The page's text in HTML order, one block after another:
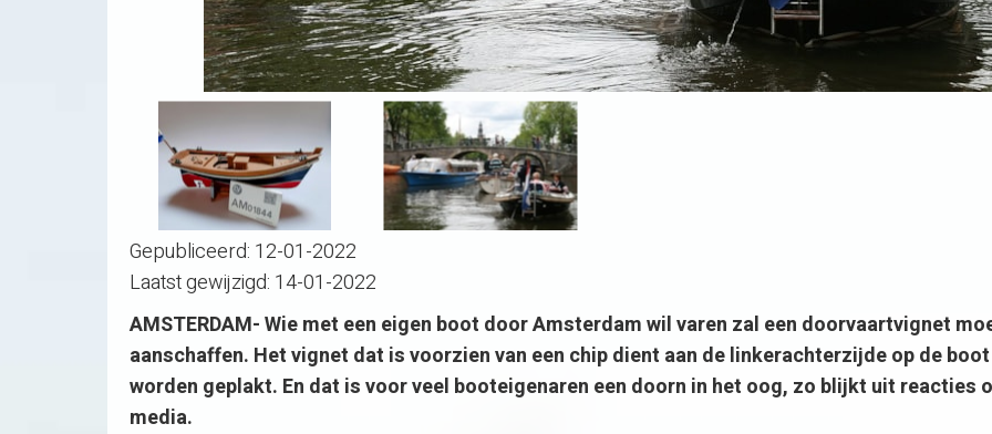
Gepubliceerd: 12-01-2022
Laatst gewijzigd: 14-01-2022
AMSTERDAM- Wie met een eigen boot door Amsterdam wil varen zal een doorvaartvignet
aanschaffen. Het vignet dat is voorzien van een chip dient aan de linkerachterzijde op de
worden geplakt. En dat is voor veel booteigenaren een doorn in het oog, zo blijkt uit reacties
media.